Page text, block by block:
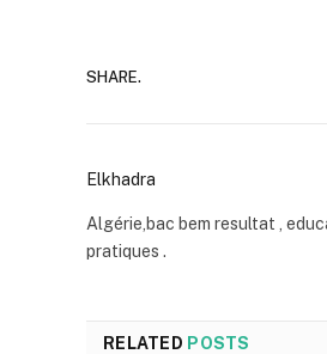
SHARE.
Elkhadra
Algérie,bac bem resultat ,
pratiques .
RELATED POSTS